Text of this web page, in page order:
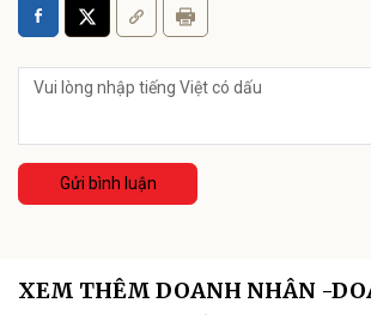
Gửi bình luận
XEM THÊM DOANH NHÂN -